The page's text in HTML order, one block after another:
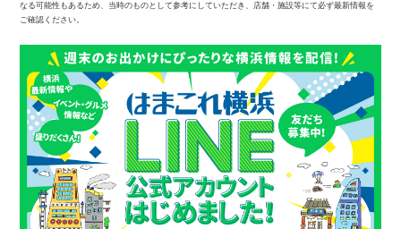
なる可能性もあるため、当時のものとして参考にしていただき、店舗・施設等にて必ず最新情報を
ご確認ください。